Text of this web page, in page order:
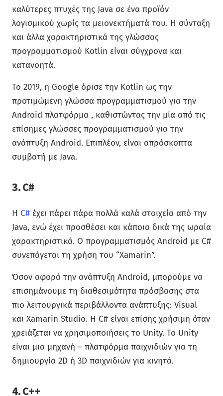
καλύτερες πτυχές της Java σε ένα προϊόν
λογισμικού χωρίς τα μειονεκτήματά του. Η σύνταξη
και άλλα χαρακτηριστικά της γλώσσας
προγραμματισμού Kotlin είναι σύγχρονα και
κατανοητά.
Το 2019, η Google όρισε την Kotlin ως την
προτιμώμενη γλώσσα προγραμματισμού για την
Android πλατφόρμα , καθιστώντας την μία από τις
επίσημες γλώσσες προγραμματισμού για την
ανάπτυξη Android. Επιπλέον, είναι απρόσκοπτα
συμβατή με Java.
3. C#
Η C# έχει πάρει πάρα πολλά καλά στοιχεία από την
Java, ενώ έχει προσθέσει και κάποια δικά της ωραία
χαρακτηριστικά. Ο προγραμματισμός Android με C#
συνεπάγεται τη χρήση του “Xamarin”.
Όσον αφορά την ανάπτυξη Android, μπορούμε να
επισημάνουμε τη διαθεσιμότητα πρόσβασης στα
πιο λειτουργικά περιβάλλοντα ανάπτυξης: Visual
και Xamarin Studio. Η C# είναι επίσης χρήσιμη όταν
χρειάζεται να χρησιμοποιήσεις το Unity. Το Unity
είναι μια μηχανή – πλατφόρμα παιχνιδιών για τη
δημιουργία 2D ή 3D παιχνιδιών για κινητά.
4. C++